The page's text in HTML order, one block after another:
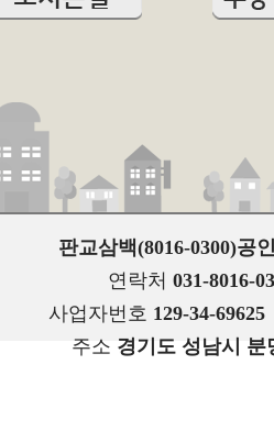
판교삼백(8016-0300)공
연락처 031-8016-
사업자번호 129-34-69625
주소 경기도 성남시 분